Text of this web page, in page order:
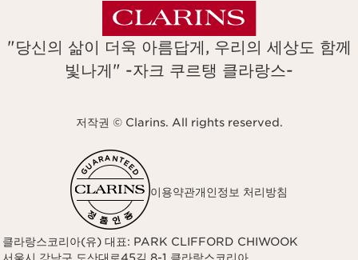
"당신의 삶이 더욱 아름답게, 우리의 세상도 함께
빛나게" -자크 쿠르탱 클라랑스-
저작권 © Clarins. All rights reserved.
이용약관개인정보 처리방침
클라랑스코리아(유) 대표: PARK CLIFFORD CHIWOOK